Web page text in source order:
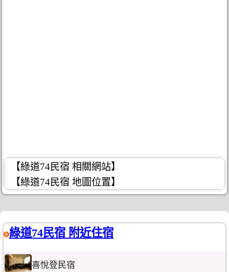
【綠道74民宿 相關網站】
【綠道74民宿 地圖位置】
綠道74民宿 附近住宿
喜悅登民宿